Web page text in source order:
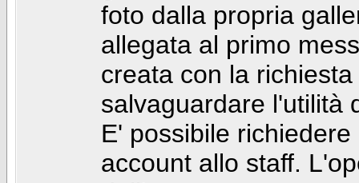
foto dalla propria
allegata al primo
creata con la
salvaguardare l'utilità
E' possibile
account allo staff.